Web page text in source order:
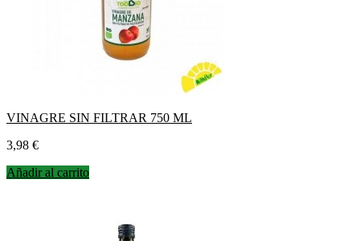
VINAGRE SIN FILTRAR 750 ML
Precio
3,98 €
Añadir al carrito